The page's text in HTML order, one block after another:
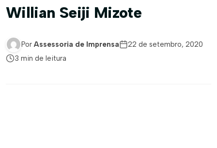
Willian Seiji Mizote
Por Assessoria de Imprensa
22 de setembro, 2020
3 min de leitura